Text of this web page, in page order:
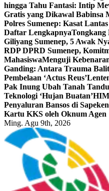
hingga Tahu Fantasi: Intip
Gratis yang Dikawal Babinsa
Polres Sumenep: Kasat
Daftar LengkapnyaTongkang
Giliyang Sumenep, 5 Awak
RDP DPRD Sumenep,
MahasiswaMenguji
Ganding: Antara Trauma
Pembelaan ‘Actus Reus’
Pak Inung Ubah Tanah
Teknologi ‘Hujan Buatan’
Penyaluran Bansos di
Kartu KKS oleh Oknum Agen
Ming. Agu 9th, 2026